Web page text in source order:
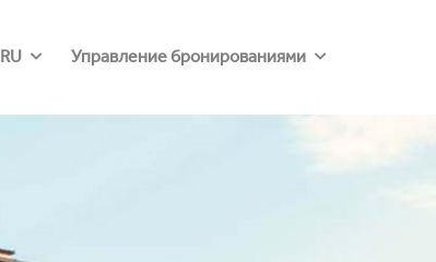
RU Управление бронированиями